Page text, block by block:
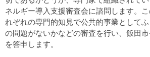
ネルギー導入支援審査会に諮問します。
れぞれの専門的知見で公共的事業として
の問題がないかなどの審査を行い、飯田
を答申します。